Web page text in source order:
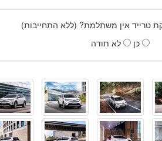
טרייד אין משתלמת? (ללא התחייבות)
כן
לא תודה